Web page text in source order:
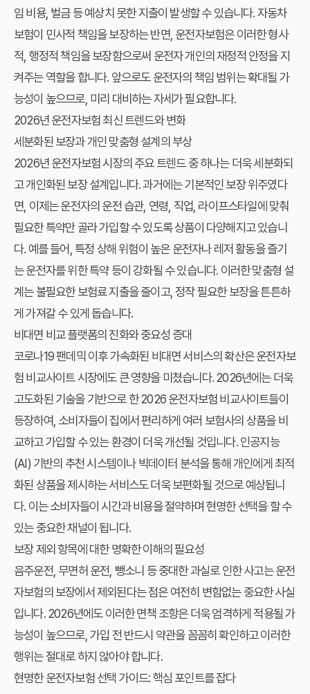
임 비용, 벌금 등 예상치 못한 지출이 발생할 수 있습니다. 자동차
보험이 민사적 책임을 보장하는 반면, 운전자보험은 이러한 형사
적, 행정적 책임을 보장함으로써 운전자 개인의 재정적 안정을 지
켜주는 역할을 합니다. 앞으로도 운전자의 책임 범위는 확대될 가
능성이 높으므로, 미리 대비하는 자세가 필요합니다.
2026년 운전자보험 최신 트렌드와 변화
세분화된 보장과 개인 맞춤형 설계의 부상
2026년 운전자보험 시장의 주요 트렌드 중 하나는 더욱 세분화되
고 개인화된 보장 설계입니다. 과거에는 기본적인 보장 위주였다
면, 이제는 운전자의 운전 습관, 연령, 직업, 라이프스타일에 맞춰
필요한 특약만 골라 가입할 수 있도록 상품이 다양해지고 있습니
다. 예를 들어, 특정 상해 위험이 높은 운전자나 레저 활동을 즐기
는 운전자를 위한 특약 등이 강화될 수 있습니다. 이러한 맞춤형 설
계는 불필요한 보험료 지출을 줄이고, 정작 필요한 보장을 튼튼하
게 가져갈 수 있게 돕습니다.
비대면 비교 플랫폼의 진화와 중요성 증대
코로나19 팬데믹 이후 가속화된 비대면 서비스의 확산은 운전자보
험 비교사이트 시장에도 큰 영향을 미쳤습니다. 2026년에는 더욱
고도화된 기술을 기반으로 한 2026 운전자보험 비교사이트들이
등장하여, 소비자들이 집에서 편리하게 여러 보험사의 상품을 비
교하고 가입할 수 있는 환경이 더욱 개선될 것입니다. 인공지능
(AI) 기반의 추천 시스템이나 빅데이터 분석을 통해 개인에게 최적
화된 상품을 제시하는 서비스도 더욱 보편화될 것으로 예상됩니
다. 이는 소비자들이 시간과 비용을 절약하며 현명한 선택을 할 수
있는 중요한 채널이 됩니다.
보장 제외 항목에 대한 명확한 이해의 필요성
음주운전, 무면허 운전, 뺑소니 등 중대한 과실로 인한 사고는 운전
자보험의 보장에서 제외된다는 점은 여전히 변함없는 중요한 사실
입니다. 2026년에도 이러한 면책 조항은 더욱 엄격하게 적용될 가
능성이 높으므로, 가입 전 반드시 약관을 꼼꼼히 확인하고 이러한
행위는 절대로 하지 않아야 합니다.
현명한 운전자보험 선택 가이드: 핵심 포인트를 잡다